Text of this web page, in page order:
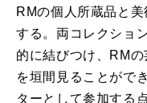
RMの個人所蔵品と
する。両コレクショ
的に結びつけ、RM
を垣間見ることがで
ターとして参加する